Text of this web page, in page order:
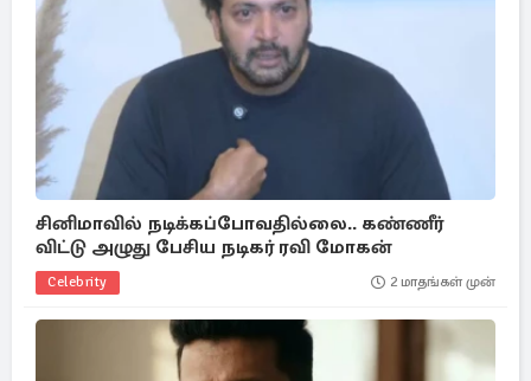
சினிமாவில் நடிக்கப்போவதில்லை.. கண்ணீர்
விட்டு அழுது பேசிய நடிகர் ரவி மோகன்
Celebrity 2 மாதங்கள் முன்